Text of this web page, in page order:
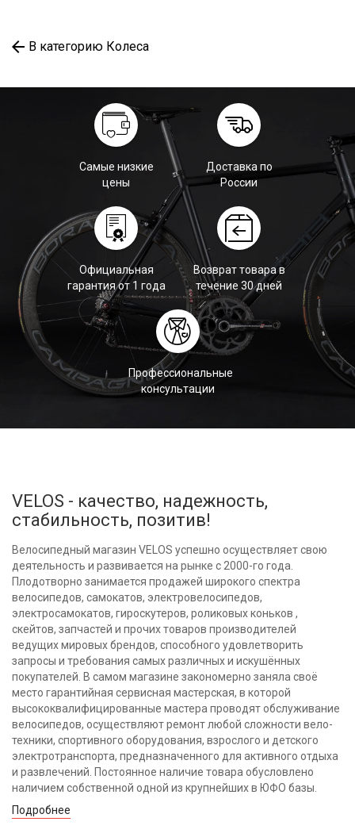
В категорию Колеса
Самые низкие
цены
Доставка по
России
Официальная
гарантия от 1 года
Возврат товара в
течение 30 дней
Профессиональные
консультации
VELOS - качество, надежность,
стабильность, позитив!
Велосипедный магазин VELOS успешно осуществляет свою
деятельность и развивается на рынке с 2000-го года.
Плодотворно занимается продажей широкого спектра
велосипедов, самокатов, электровелосипедов,
электросамокатов, гироскутеров, роликовых коньков ,
скейтов, запчастей и прочих товаров производителей
ведущих мировых брендов, способного удовлетворить
запросы и требования самых различных и искушённых
покупателей. В самом магазине закономерно заняла своё
место гарантийная сервисная мастерская, в которой
высококвалифицированные мастера проводят обслуживание
велосипедов, осуществляют ремонт любой сложности вело-
техники, спортивного оборудования, взрослого и детского
электротранспорта, предназначенного для активного отдыха
и развлечений. Постоянное наличие товара обусловлено
наличием собственной одной из крупнейших в ЮФО базы.
Подробнее